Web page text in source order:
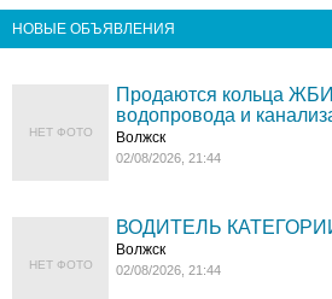
НОВЫЕ ОБЪЯВЛЕНИЯ
НЕТ ФОТО
Продаются кольца
водопровода и
Волжск
02/08/2026, 21:44
НЕТ ФОТО
ВОДИТЕЛЬ
Волжск
02/08/2026, 21:44